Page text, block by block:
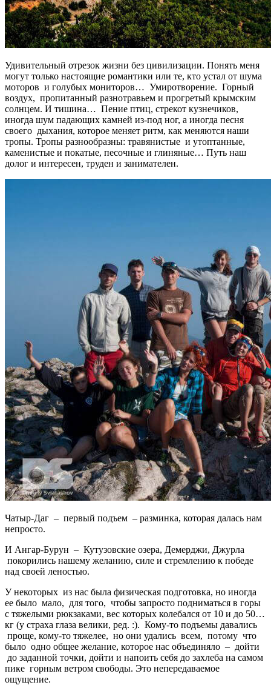
Удивительный отрезок жизни без цивилизации. Понять меня
могут только настоящие романтики или те, кто устал от шума
моторов и голубых мониторов… Умиротворение. Горный
воздух, пропитанный разнотравьем и прогретый крымским
солнцем. И тишина… Пение птиц, стрекот кузнечиков,
иногда шум падающих камней из-под ног, а иногда песня
своего дыхания, которое меняет ритм, как меняются наши
тропы. Тропы разнообразны: травянистые и утоптанные,
каменистые и покатые, песочные и глиняные… Путь наш
долог и интересен, труден и занимателен.
Чатыр-Даг – первый подъем – разминка, которая далась нам
непросто.
И Ангар-Бурун – Кутузовские озера, Демерджи, Джурла
покорились нашему желанию, силе и стремлению к победе
над своей леностью.
У некоторых из нас была физическая подготовка, но иногда
ее было мало, для того, чтобы запросто подниматься в горы
с тяжелыми рюкзаками, вес которых колебался от 10 и до 50…
кг (у страха глаза велики, ред. :). Кому-то подъемы давались
проще, кому-то тяжелее, но они удались всем, потому что
было одно общее желание, которое нас объединяло – дойти
до заданной точки, дойти и напоить себя до захлеба на самом
пике горным ветром свободы. Это непередаваемое
ощущение.